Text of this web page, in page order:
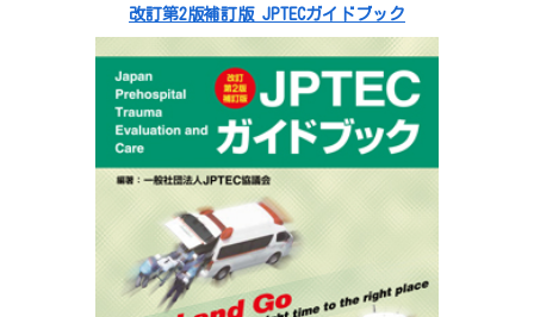
改訂第2版補訂版 JPTECガイドブック